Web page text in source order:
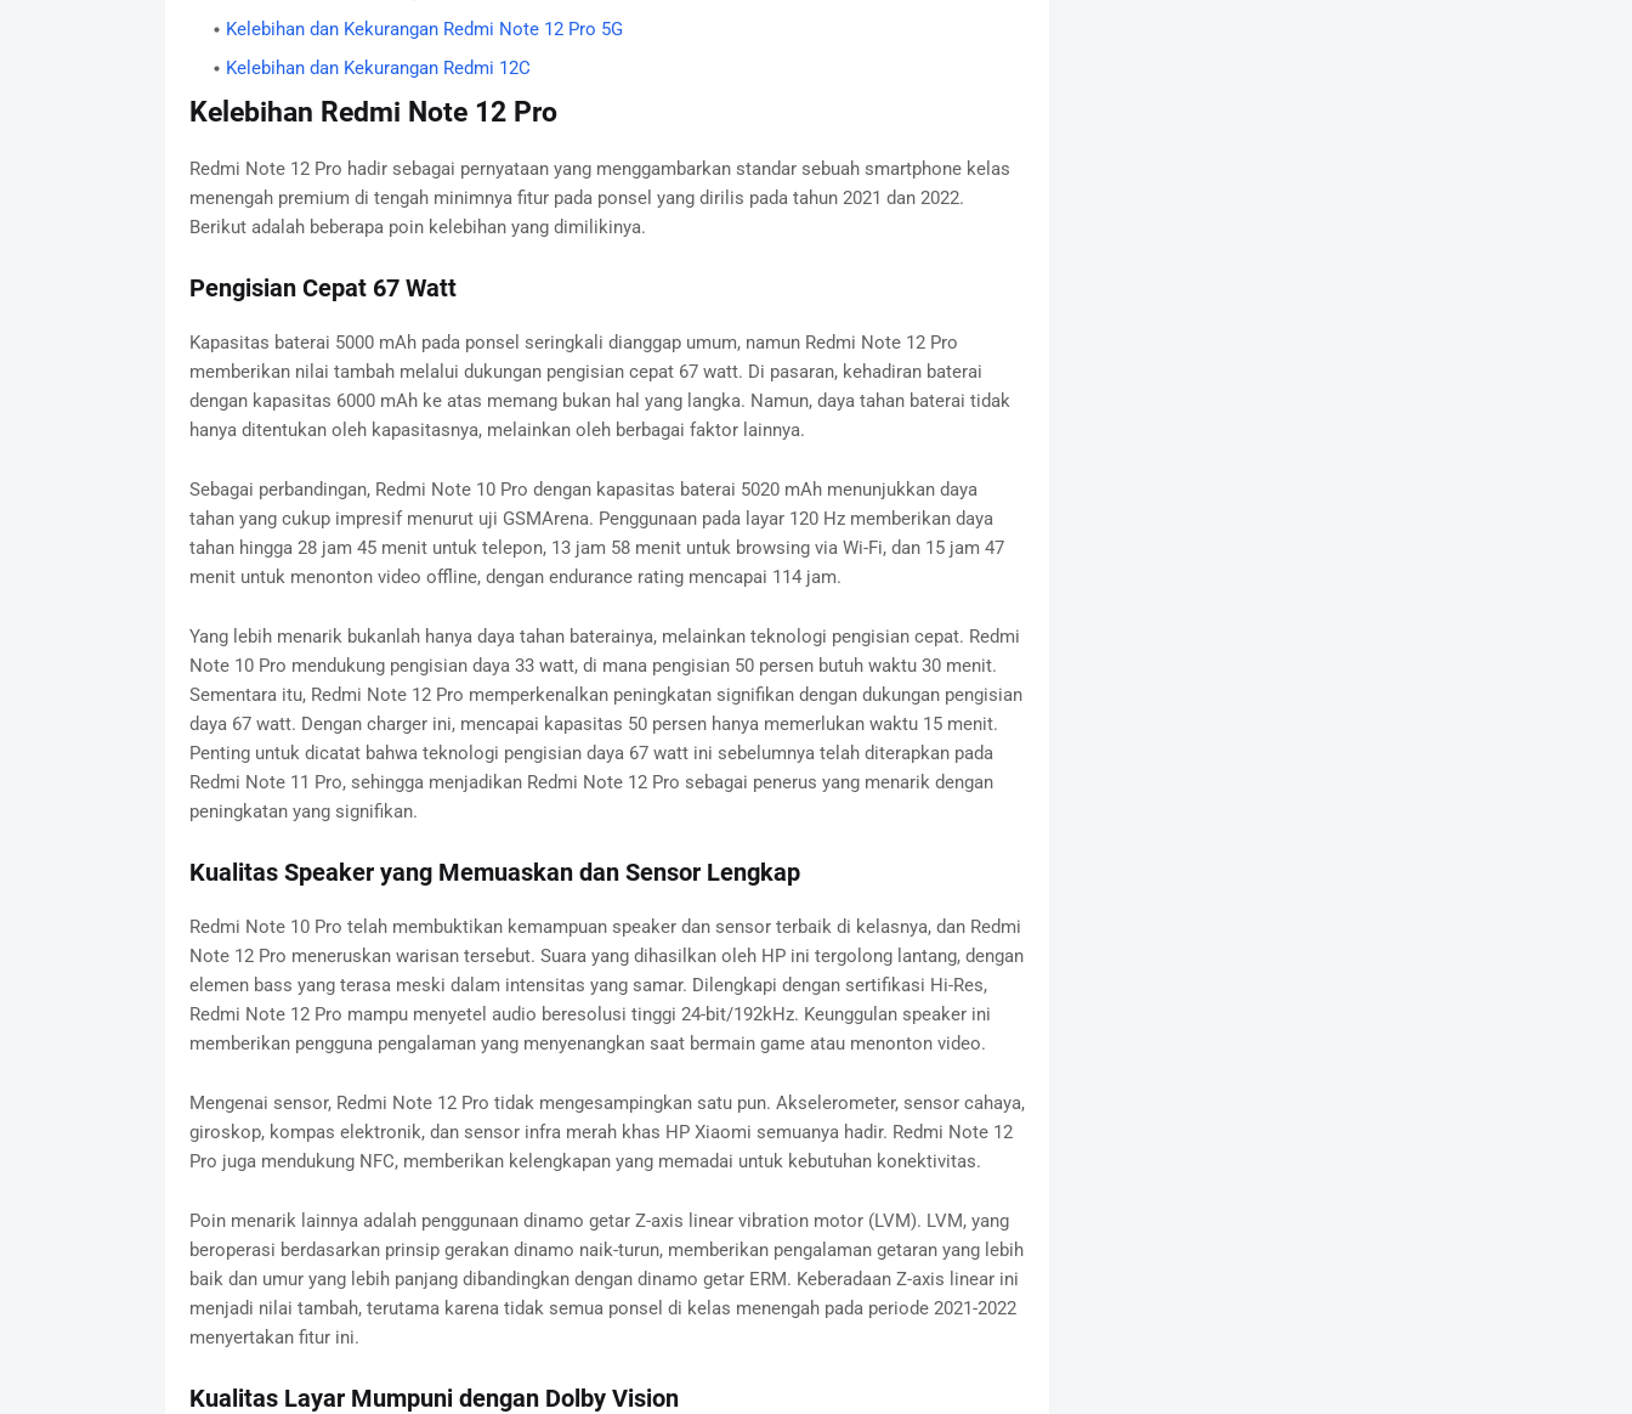
Kelebihan dan Kekurangan Redmi Note 12 Pro 5G
Kelebihan dan Kekurangan Redmi 12C
Kelebihan Redmi Note 12 Pro
Redmi Note 12 Pro hadir sebagai pernyataan yang menggambarkan standar sebuah smartphone kelas
menengah premium di tengah minimnya fitur pada ponsel yang dirilis pada tahun 2021 dan 2022.
Berikut adalah beberapa poin kelebihan yang dimilikinya.
Pengisian Cepat 67 Watt
Kapasitas baterai 5000 mAh pada ponsel seringkali dianggap umum, namun Redmi Note 12 Pro
memberikan nilai tambah melalui dukungan pengisian cepat 67 watt. Di pasaran, kehadiran baterai
dengan kapasitas 6000 mAh ke atas memang bukan hal yang langka. Namun, daya tahan baterai tidak
hanya ditentukan oleh kapasitasnya, melainkan oleh berbagai faktor lainnya.
Sebagai perbandingan, Redmi Note 10 Pro dengan kapasitas baterai 5020 mAh menunjukkan daya
tahan yang cukup impresif menurut uji GSMArena. Penggunaan pada layar 120 Hz memberikan daya
tahan hingga 28 jam 45 menit untuk telepon, 13 jam 58 menit untuk browsing via Wi-Fi, dan 15 jam 47
menit untuk menonton video offline, dengan endurance rating mencapai 114 jam.
Yang lebih menarik bukanlah hanya daya tahan baterainya, melainkan teknologi pengisian cepat. Redmi
Note 10 Pro mendukung pengisian daya 33 watt, di mana pengisian 50 persen butuh waktu 30 menit.
Sementara itu, Redmi Note 12 Pro memperkenalkan peningkatan signifikan dengan dukungan pengisian
daya 67 watt. Dengan charger ini, mencapai kapasitas 50 persen hanya memerlukan waktu 15 menit.
Penting untuk dicatat bahwa teknologi pengisian daya 67 watt ini sebelumnya telah diterapkan pada
Redmi Note 11 Pro, sehingga menjadikan Redmi Note 12 Pro sebagai penerus yang menarik dengan
peningkatan yang signifikan.
Kualitas Speaker yang Memuaskan dan Sensor Lengkap
Redmi Note 10 Pro telah membuktikan kemampuan speaker dan sensor terbaik di kelasnya, dan Redmi
Note 12 Pro meneruskan warisan tersebut. Suara yang dihasilkan oleh HP ini tergolong lantang, dengan
elemen bass yang terasa meski dalam intensitas yang samar. Dilengkapi dengan sertifikasi Hi-Res,
Redmi Note 12 Pro mampu menyetel audio beresolusi tinggi 24-bit/192kHz. Keunggulan speaker ini
memberikan pengguna pengalaman yang menyenangkan saat bermain game atau menonton video.
Mengenai sensor, Redmi Note 12 Pro tidak mengesampingkan satu pun. Akselerometer, sensor cahaya,
giroskop, kompas elektronik, dan sensor infra merah khas HP Xiaomi semuanya hadir. Redmi Note 12
Pro juga mendukung NFC, memberikan kelengkapan yang memadai untuk kebutuhan konektivitas.
Poin menarik lainnya adalah penggunaan dinamo getar Z-axis linear vibration motor (LVM). LVM, yang
beroperasi berdasarkan prinsip gerakan dinamo naik-turun, memberikan pengalaman getaran yang lebih
baik dan umur yang lebih panjang dibandingkan dengan dinamo getar ERM. Keberadaan Z-axis linear ini
menjadi nilai tambah, terutama karena tidak semua ponsel di kelas menengah pada periode 2021-2022
menyertakan fitur ini.
Kualitas Layar Mumpuni dengan Dolby Vision